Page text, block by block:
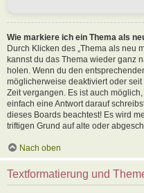
Wie markiere ich ein Thema als
Durch Klicken des „Thema als neu
kannst du das Thema wieder ganz
holen. Wenn du den
möglicherweise deaktiviert oder
Zeit vergangen. Es ist auch
einfach eine Antwort darauf
dieses Boards beachtest! Es wird
triftigen Grund auf alte oder
Nach oben
Textformatierung und